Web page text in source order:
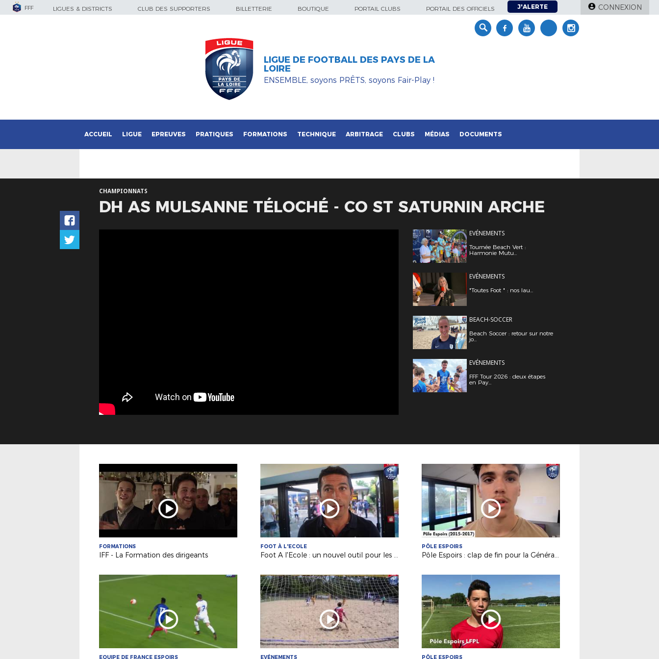
FFF LIGUES & DISTRICTS CLUB DES SUPPORTERS BILLETTERIE BOUTIQUE PORTAIL CLUBS PORTAIL DES OFFICIELS J'ALERTE CONNEXION
LIGUE DE FOOTBALL DES PAYS DE LA
LOIRE
ENSEMBLE, soyons PRÊTS, soyons Fair-Play !
ACCUEIL LIGUE EPREUVES PRATIQUES FORMATIONS TECHNIQUE ARBITRAGE CLUBS MÉDIAS DOCUMENTS
CHAMPIONNATS
DH AS MULSANNE TÉLOCHÉ - CO ST SATURNIN ARCHE
EVÉNEMENTS
Tournée Beach Vert :
Harmonie Mutu...
EVÉNEMENTS
"Toutes Foot " : nos lau...
BEACH-SOCCER
Beach Soccer : retour sur notre
jo...
EVÉNEMENTS
FFF Tour 2026 : deux étapes
en Pay...
FORMATIONS
IFF - La Formation des dirigeants
FOOT À L'ECOLE
Foot A l'Ecole : un nouvel outil pour les Responsables de Sections Sportives !
PÔLE ESPOIRS
Pôle Espoirs : clap de fin pour la Génération 2002 (Episode 1)
EQUIPE DE FRANCE ESPOIRS EVÉNEMENTS PÔLE ESPOIRS